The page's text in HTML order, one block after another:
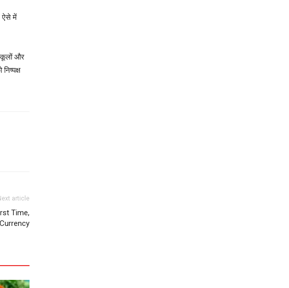
ऐसे में
और
article
Time,